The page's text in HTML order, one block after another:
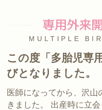
専用外来
MULTIPLE
この度「多胎児専
びとなりました。
医師になってから、沢山
きました。 出産時に立